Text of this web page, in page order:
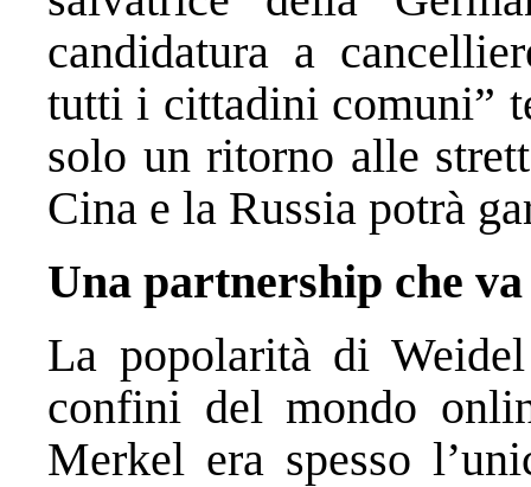
candidatura a
tutti i cittadini comuni”
solo un ritorno alle
Cina e la Russia potrà
Una partnership che
La popolarità di
confini del mondo
Merkel era spesso